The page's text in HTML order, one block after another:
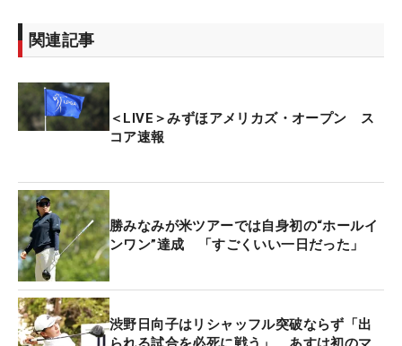
アを落とし、トータル1オーバーの32位タイでホー
ルアウトしている。
その他の日本勢は、現在のカットラインとなるトー
タル2オーバーに届いていない状況。
ル5オーバーの70位タイ。吉田優利がトータル9オー
バーの90位タイ、岩井千怜がトータル11オーバーの
110位タイ、櫻井心那はトータル20オーバーの117
位タイとなっている。
世界ランキング2位のジーノ・ティティクル（タ
イ）がトータル7アンダーで首位。2打差にジェニフ
関連記事
＜LIVE＞みずほアメリカズ・オープン ス
コア速報
勝みなみが米ツアーでは自身初の“ホールイ
ンワン”達成 「すごくいい一日だった」
渋野日向子はリシャッフル突破ならず「出